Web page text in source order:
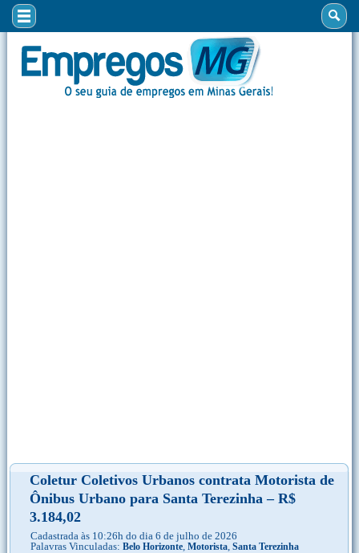
Coletur Coletivos Urbanos contrata Motorista de
Ônibus Urbano para Santa Terezinha – R$
3.184,02
Cadastrada às 10:26h do dia 6 de julho de 2026
Palavras Vinculadas: Belo Horizonte, Motorista, Santa Terezinha